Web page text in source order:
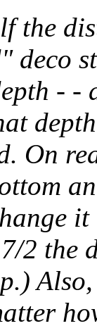
the
deco
- -
On
2 the